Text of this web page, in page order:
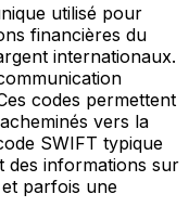
utilisé pour
financières du
internationaux.
codes permettent
vers la
SWIFT typique
des informations sur
et parfois une